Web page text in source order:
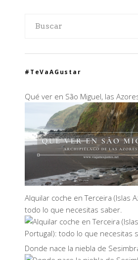
#TeVaAGustar
Qué ver en São Miguel, las
Alquilar coche en Terceira (Islas
todo lo que necesitas saber.
Donde nace la niebla de